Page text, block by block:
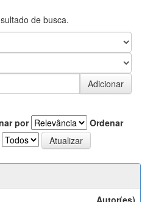
de busca.
por
Ordenar
Autor(es)